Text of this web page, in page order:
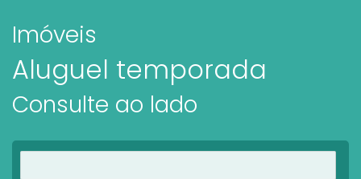
Imóveis
Aluguel temporada
Consulte ao lado